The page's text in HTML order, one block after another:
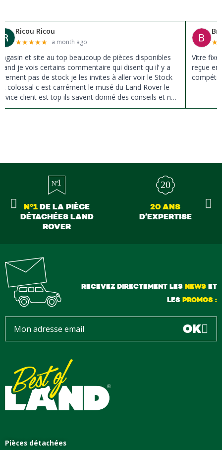
Ricou Ricou
★★★★★ a month ago
et site au top beaucoup de pièces disponibles
je vois certains commentaire qui disent qu il’ y a
pas de stock je les invites à aller voir le Stock
colossal c est carrément le musé du Land Rover le
client est top ils savent donné des conseils et ne
pas à la vente ils sont vraiment au top du top
★
Vitre
reçue
N°1DE LA PIÈCE
DÉTACHÉES LAND
ROVER
20 ANS
D’EXPERTISE
RECEVEZ DIRECTEMENT LES NEWSET
LES PROMOS :
OK
Pièces détachées